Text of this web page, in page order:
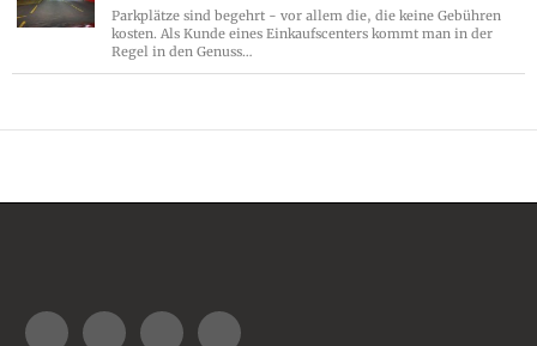
Parkplätze sind begehrt - vor allem die, die keine Gebühren
kosten. Als Kunde eines Einkaufscenters kommt man in der
Regel in den Genuss…